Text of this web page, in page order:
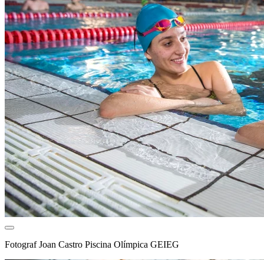
FotografJoan Castro Piscina Olímpica GEIEG